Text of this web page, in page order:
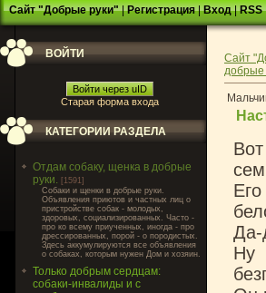
Сайт "Добрые руки"|Регистрация|Вход|RSS
ВОЙТИ
Войти через uID
Старая форма входа
КАТЕГОРИИ РАЗДЕЛА
Отдам собаку, щенка в добрые
руки. [1591]
Cобаки и щенки в добрые руки.
Объявления приютов и частных лиц о
пристройстве собак - молодых,
здоровых, социализированных. Часто -
про ко всему приученных, иногда - про
дрессированных, порой - о породистых.
Здесь аккумулируются все объявления
о собаках, которым нужен Дом и хозяин.
Только добрым сердцам:
собаки-инвалиды и с
Сайт
добрые
Да-
Ну